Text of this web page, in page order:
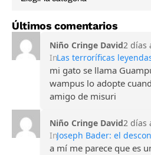
Últimos comentarios
Niño Cringe David2 días
In
mi gato se llama
wampus lo adopte
amigo de misuri
Niño Cringe David2 días
In
a mí me parece que es